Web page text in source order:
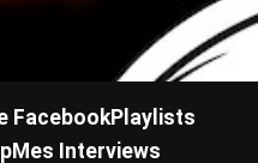
FacebookPlaylists
Mes Interviews